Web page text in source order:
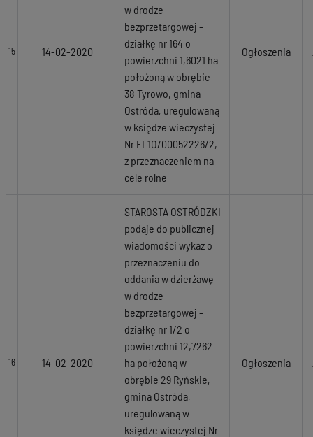
15 14-02-2020
w drodze
bezprzetargowej -
działkę nr 164 o
powierzchni 1,6021 ha
położoną w obrębie
38 Tyrowo, gmina
Ostróda, uregulowaną
w księdze wieczystej
Nr EL1O/00052226/2,
z przeznaczeniem na
cele rolne
Ogłoszenia
16 14-02-2020
STAROSTA OSTRÓDZKI
podaje do publicznej
wiadomości wykaz o
przeznaczeniu do
oddania w dzierżawę
w drodze
bezprzetargowej -
działkę nr 1/2 o
powierzchni 12,7262
ha położoną w
obrębie 29 Ryńskie,
gmina Ostróda,
uregulowaną w
księdze wieczystej Nr
Ogłoszenia